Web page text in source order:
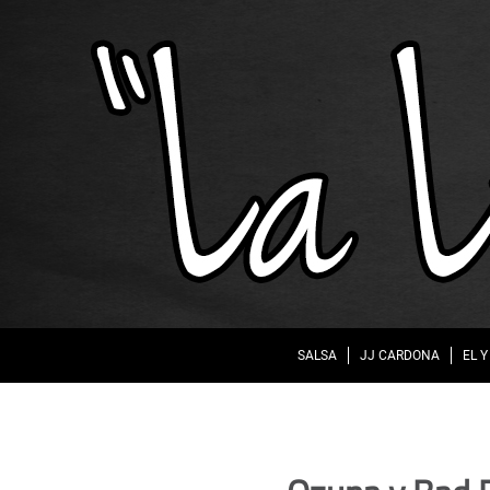
SALSA JJ CARDONA EL